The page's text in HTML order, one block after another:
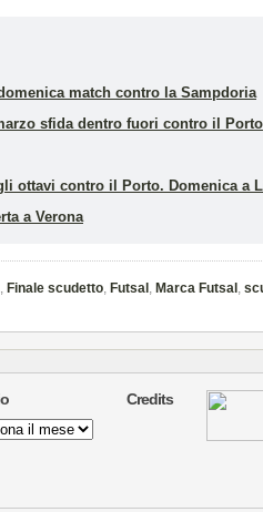
match contro la Sampdoria
sfida dentro fuori contro il Porto
ottavi contro il Porto. Domenica a
a Verona
, Finale scudetto, Futsal , Marca Futsal ,
Credits